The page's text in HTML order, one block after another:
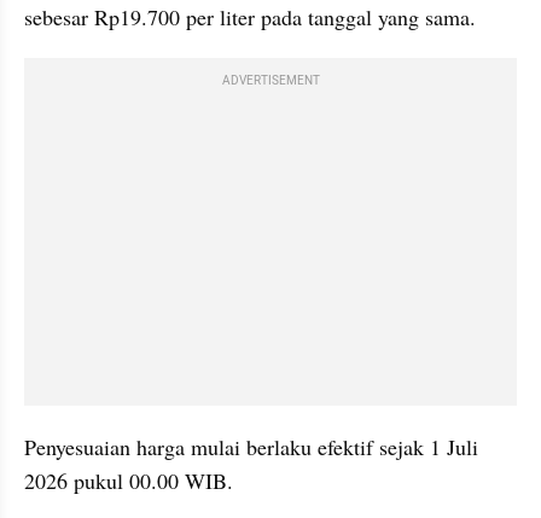
sebesar Rp19.700 per liter pada tanggal yang sama.
ADVERTISEMENT
Penyesuaian harga mulai berlaku efektif sejak 1 Juli
2026 pukul 00.00 WIB.